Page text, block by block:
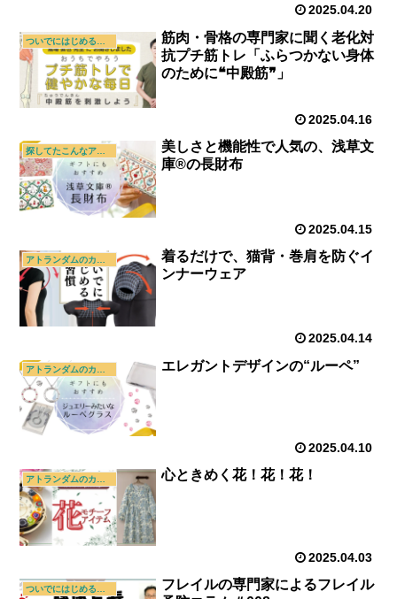
2025.04.20
筋肉・骨格の専門家に聞く老化対
抗プチ筋トレ「ふらつかない身体
のために❝中殿筋❞」
2025.04.16
探してたこんなアイテム
美しさと機能性で人気の、浅草文
庫®の長財布
2025.04.15
アトランダムのカタログ
着るだけで、猫背・巻肩を防ぐイ
ンナーウェア
2025.04.14
エレガントデザインの“ルーペ”
2025.04.10
心ときめく花！花！花！
2025.04.03
フレイルの専門家によるフレイル